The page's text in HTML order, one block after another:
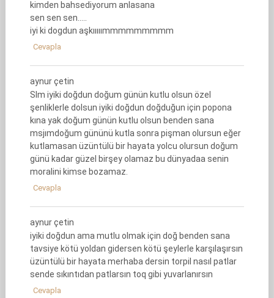
kimden bahsediyorum anlasana
sen sen sen…..
iyi ki dogdun aşkııııımmmmmmmmm
Cevapla
aynur çetin
Slm iyiki doğdun doğum günün kutlu olsun özel
şenliklerle dolsun iyiki doğdun doğduğun için popona
kına yak doğum günün kutlu olsun benden sana
msjımdoğum gününü kutla sonra pişman olursun eğer
kutlamasan üzüntülü bir hayata yolcu olursun doğum
günü kadar güzel birşey olamaz bu dünyadaa senin
moralini kimse bozamaz.
Cevapla
aynur çetin
iyiki doğdun ama mutlu olmak için doğ benden sana
tavsiye kötü yoldan gidersen kötü şeylerle karşılaşırsın
üzüntülü bir hayata merhaba dersin torpil nasıl patlar
sende sıkıntıdan patlarsın toq gibi yuvarlanırsın
Cevapla